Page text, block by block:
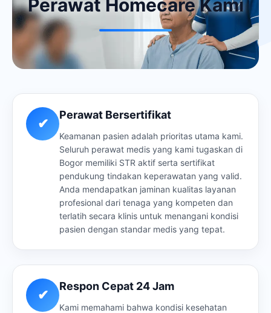
Perawat Homecare Kami
✔
Perawat Bersertifikat
Keamanan pasien adalah prioritas utama kami.
Seluruh perawat medis yang kami tugaskan di
Bogor memiliki STR aktif serta sertifikat
pendukung tindakan keperawatan yang valid.
Anda mendapatkan jaminan kualitas layanan
profesional dari tenaga yang kompeten dan
terlatih secara klinis untuk menangani kondisi
pasien dengan standar medis yang tepat.
✔
Respon Cepat 24 Jam
Kami memahami bahwa kondisi kesehatan